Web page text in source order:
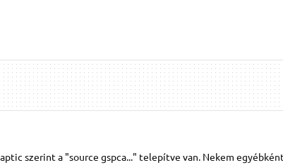
szerint a "source gspca..." telepítve van. Nekem